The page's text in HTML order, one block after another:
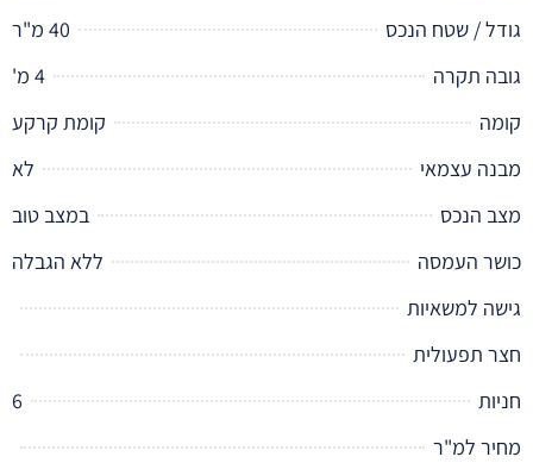
/ שטח הנכס
40 מ"ר
תקרה
4 מ'
קומת קרקע
עצמאי
לא
הנכס
במצב טוב
העמסה
ללא הגבלה
למשאיות
תפעולית
6
למ"ר